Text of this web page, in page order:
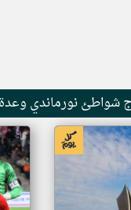
شواطئ نورماندي